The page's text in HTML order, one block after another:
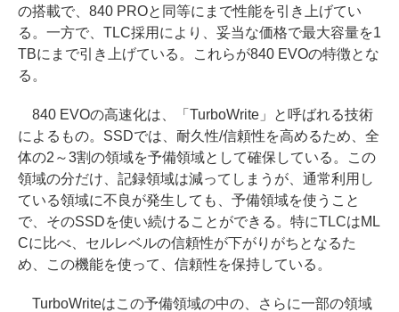
の搭載で、840 PROと同等にまで性能を引き上げてい
る。一方で、TLC採用により、妥当な価格で最大容量を1
TBにまで引き上げている。これらが840 EVOの特徴とな
る。
840 EVOの高速化は、「TurboWrite」と呼ばれる技術
によるもの。SSDでは、耐久性/信頼性を高めるため、全
体の2～3割の領域を予備領域として確保している。この
領域の分だけ、記録領域は減ってしまうが、通常利用し
ている領域に不良が発生しても、予備領域を使うこと
で、そのSSDを使い続けることができる。特にTLCはML
Cに比べ、セルレベルの信頼性が下がりがちとなるた
め、この機能を使って、信頼性を保持している。
TurboWriteはこの予備領域の中の、さらに一部の領域